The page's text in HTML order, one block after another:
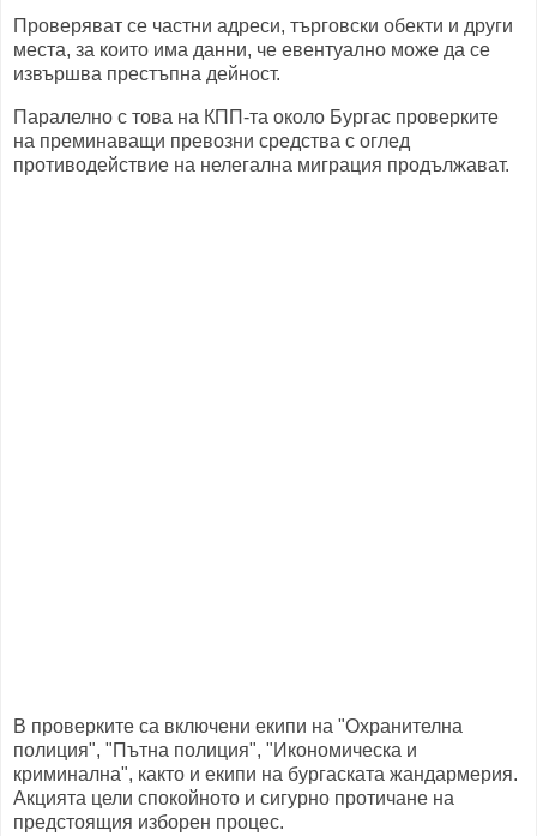
Проверяват се частни адреси, търговски обекти и други
места, за които има данни, че евентуално може да се
извършва престъпна дейност.
Паралелно с това на КПП-та около Бургас проверките
на преминаващи превозни средства с оглед
противодействие на нелегална миграция продължават.
В проверките са включени екипи на "Охранителна
полиция", "Пътна полиция", "Икономическа и
криминална", както и екипи на бургаската жандармерия.
Акцията цели спокойното и сигурно протичане на
предстоящия изборен процес.